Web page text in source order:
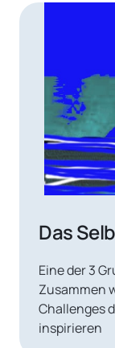
Das
Eine der 3
​Zusammen
Challenges
inspirieren